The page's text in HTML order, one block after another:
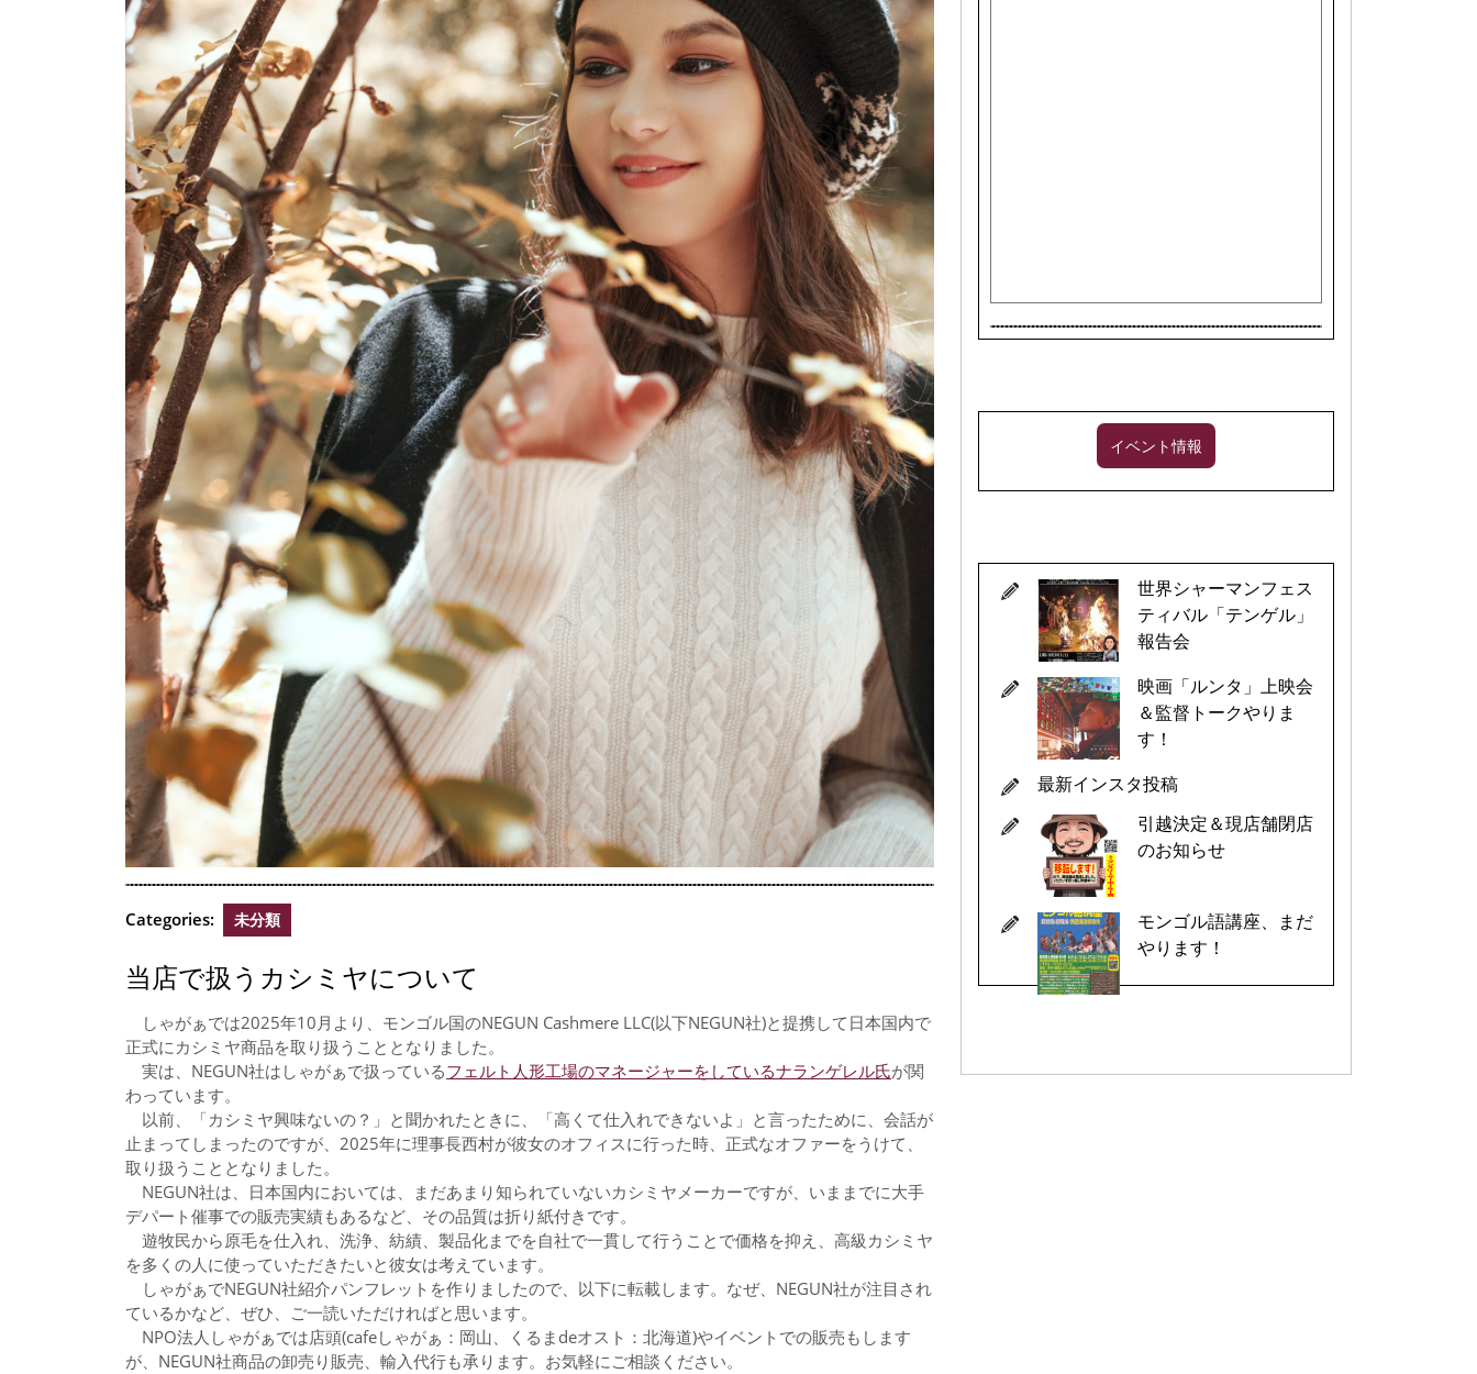
Categories: 未分類
当店で扱うカシミヤについて
しゃがぁでは2025年10月より、モンゴル国のNEGUN Cashmere LLC(以下NEGUN社)と提携して日本国内で
正式にカシミヤ商品を取り扱うこととなりました。
実は、NEGUN社はしゃがぁで扱っているフェルト人形工場のマネージャーをしているナランゲレル氏が関
わっています。
以前、「カシミヤ興味ないの？」と聞かれたときに、「高くて仕入れできないよ」と言ったために、会話が
止まってしまったのですが、2025年に理事長西村が彼女のオフィスに行った時、正式なオファーをうけて、
取り扱うこととなりました。
NEGUN社は、日本国内においては、まだあまり知られていないカシミヤメーカーですが、いままでに大手
デパート催事での販売実績もあるなど、その品質は折り紙付きです。
遊牧民から原毛を仕入れ、洗浄、紡績、製品化までを自社で一貫して行うことで価格を抑え、高級カシミヤ
を多くの人に使っていただきたいと彼女は考えています。
しゃがぁでNEGUN社紹介パンフレットを作りましたので、以下に転載します。なぜ、NEGUN社が注目され
ているかなど、ぜひ、ご一読いただければと思います。
NPO法人しゃがぁでは店頭(cafeしゃがぁ：岡山、くるまdeオスト：北海道)やイベントでの販売もします
が、NEGUN社商品の卸売り販売、輸入代行も承ります。お気軽にご相談ください。
イベント情報
世界シャーマンフェス
ティバル「テンゲル」
報告会
映画「ルンタ」上映会
＆監督トークやりま
す！
最新インスタ投稿
引越決定＆現店舗閉店
のお知らせ
モンゴル語講座、まだ
やります！